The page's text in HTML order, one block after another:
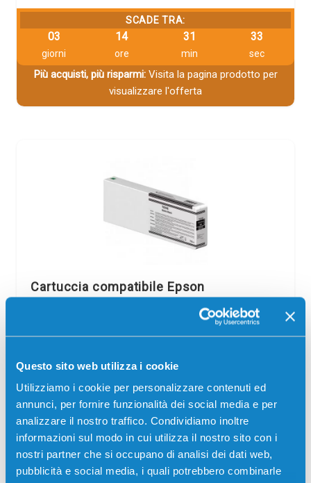
Questo sito web utilizza i cookie
Utilizziamo i cookie per personalizzare contenuti ed
annunci, per fornire funzionalità dei social media e per
analizzare il nostro traffico. Condividiamo inoltre
informazioni sul modo in cui utilizza il nostro sito con i
nostri partner che si occupano di analisi dei dati web,
pubblicità e social media, i quali potrebbero combinarle
SCADE TRA:
03
giorni
14
ore
31
min
32
sec
Più acquisti, più risparmi:Visita la pagina prodotto per
visualizzare l'offerta
Cartuccia compatibile Epson
Cartuccia compatibile Epson C13T804800 T8048 NERO
OPACO 700 ml per Stampanti: Epson SURECOLOR SC-
P6000, Epson SURECOLOR SC-P6000 STD, Epson
SURECOLOR SC-P6000 STD SPECTRO, Epson
SURECOLOR…
89,00€